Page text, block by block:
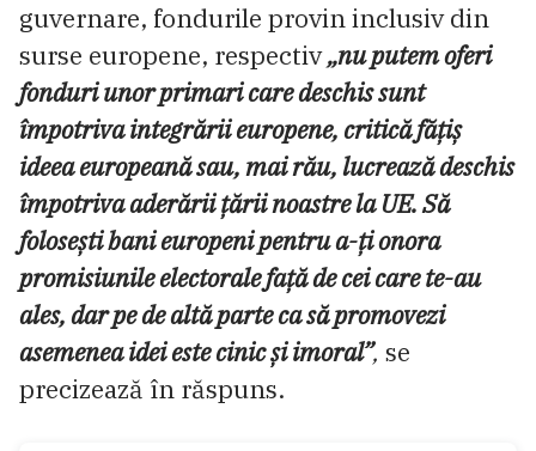
guvernare, fondurile provin inclusiv din
surse europene, respectiv„nu putem oferi
fonduri unor primari care deschis sunt
împotriva integrării europene, critică fățiș
ideea europeană sau, mai rău, lucrează deschis
împotriva aderării țării noastre la UE. Să
folosești bani europeni pentru a-ți onora
promisiunile electorale față de cei care te-au
ales, dar pe de altă parte ca să promovezi
asemenea idei este cinic și imoral”, se
precizează în răspuns.